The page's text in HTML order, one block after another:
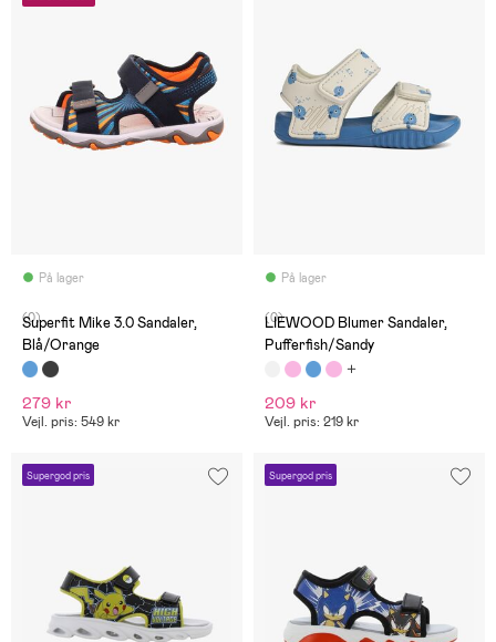
På lager
(0)
Superfit Mike 3.0 Sandaler,
Blå/Orange
279 kr
Vejl. pris: 549 kr
På lager
(0)
LIEWOOD Blumer Sandaler,
Pufferfish/Sandy
209 kr
Vejl. pris: 219 kr
Supergod pris Supergod pris